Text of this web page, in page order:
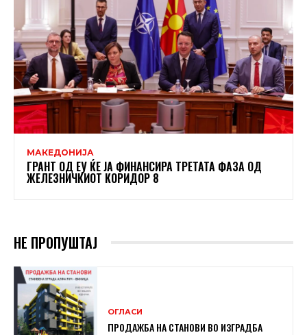
МАКЕДОНИЈА
ГРАНТ ОД ЕУ ЌЕ ЈА ФИНАНСИРА ТРЕТАТА ФАЗА ОД
ЖЕЛЕЗНИЧКИОТ КОРИДОР 8
НЕ ПРОПУШТАЈ
ОГЛАСИ
ПРОДАЖБА НА СТАНОВИ ВО ИЗГРАДБА